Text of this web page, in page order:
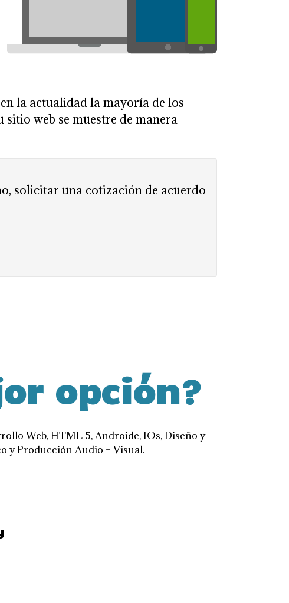
la actualidad la mayoría de los
web se muestre de manera
solicitar una cotización de acuerdo
opción?
Web, HTML 5, Androide, IOs, Diseño y
y Producción Audio – Visual.